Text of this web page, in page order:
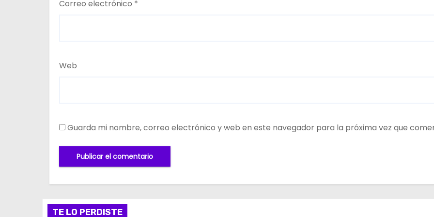
Correo electrónico *
Web
Guarda mi nombre, correo electrónico y web en este navegador para la próxima vez que
TE LO PERDISTE